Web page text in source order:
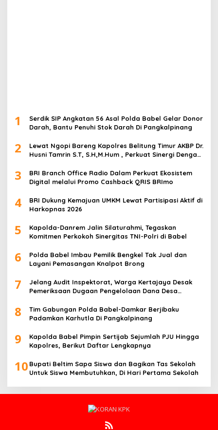
1
Serdik SIP Angkatan 56 Asal Polda Babel Gelar Donor
Darah, Bantu Penuhi Stok Darah Di Pangkalpinang
2
Lewat Ngopi Bareng Kapolres Belitung Timur AKBP Dr.
Husni Tamrin S.T, S.H,M.Hum , Perkuat Sinergi Dengan
3
BRI Branch Office Radio Dalam Perkuat Ekosistem
Digital melalui Promo Cashback QRIS BRImo
4
BRI Dukung Kemajuan UMKM Lewat Partisipasi Aktif di
Harkopnas 2026
5
Kapolda-Danrem Jalin Silaturahmi, Tegaskan
Komitmen Perkokoh Sinergitas TNI-Polri di Babel
6
Polda Babel Imbau Pemilik Bengkel Tak Jual dan
Layani Pemasangan Knalpot Brong
7
Jelang Audit Inspektorat, Warga Kertajaya Desak
Pemeriksaan Dugaan Pengelolaan Dana Desa
8
Tim Gabungan Polda Babel-Damkar Berjibaku
Padamkan Karhutla Di Pangkalpinang
9
Kapolda Babel Pimpin Sertijab Sejumlah PJU Hingga
Kapolres, Berikut Daftar Lengkapnya
10 Bupati Beltim Sapa Siswa dan Bagikan Tas Sekolah
Untuk Siswa Membutuhkan, Di Hari Pertama Sekolah